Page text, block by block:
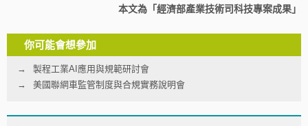
本文為「經濟部產業技術司科技專案成果」
你可能會想參加
製程工業AI應用與規範研討會
美國聯網車監管制度與合規實務說明會